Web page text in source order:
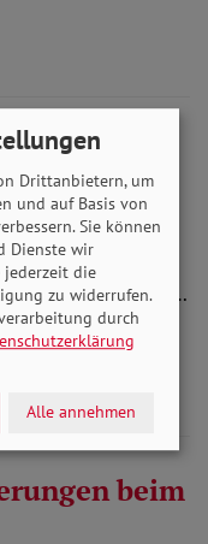
für
vollständige
zu
Berechnungen des…
beim
Drittanbietern, um
und auf Basis von
Sie können
Dienste wir
jederzeit die
zu widerrufen.
durch
Alle annehmen